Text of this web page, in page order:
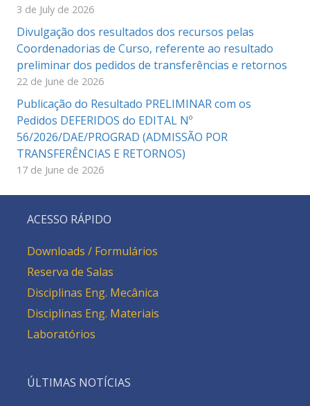
3 de July de 2026
Divulgação dos resultados dos recursos pelas
Coordenadorias de Curso, referente ao resultado
preliminar dos pedidos de transferências e retornos
22 de June de 2026
Publicação do Resultado PRELIMINAR com os
Pedidos DEFERIDOS do EDITAL Nº
56/2026/DAE/PROGRAD (ADMISSÃO POR
TRANSFERÊNCIAS E RETORNOS)
17 de June de 2026
ACESSO RÁPIDO
Downloads / Formulários
Reserva de Salas
Disciplinas Eng. Mecânica
Disciplinas Eng. Materiais
Laboratórios
ÚLTIMAS NOTÍCIAS